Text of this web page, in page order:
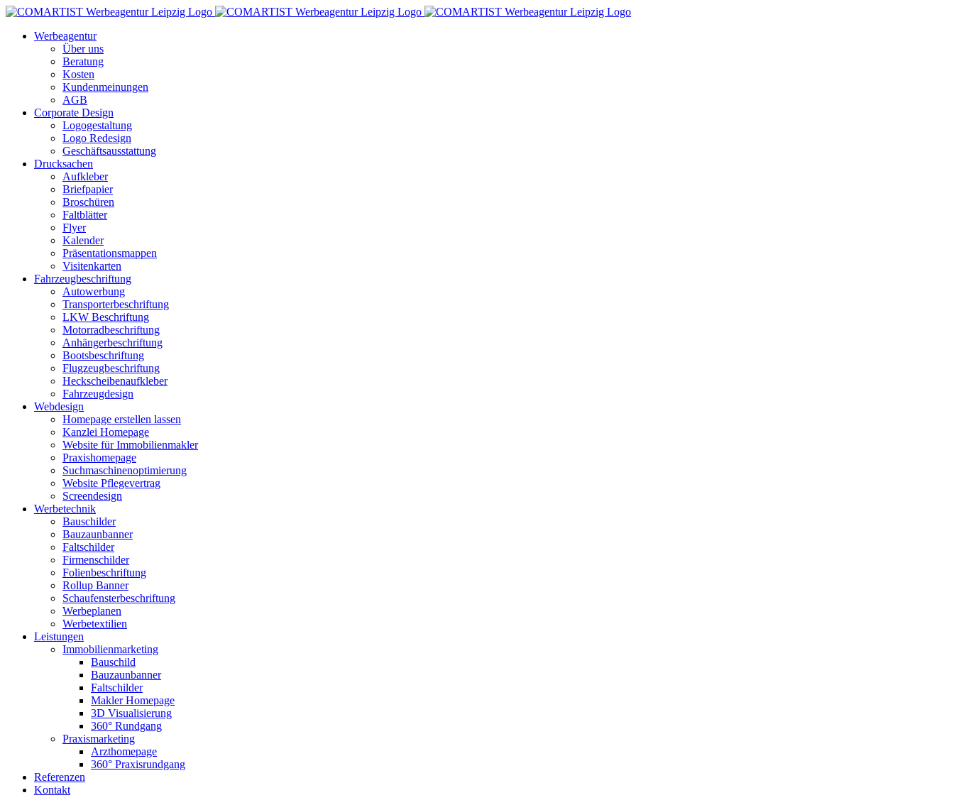
Zum
springenWerbeagentur
Über uns
Beratung
Kosten
Kundenmeinungen
AGB
Corporate Design
Logogestaltung
Logo Redesign
Geschäftsausstattung
Drucksachen
Aufkleber
Briefpapier
Broschüren
Faltblätter
Flyer
Kalender
Präsentationsmappen
Visitenkarten
Fahrzeugbeschriftung
Autowerbung
Transporterbeschriftung
LKW Beschriftung
Motorradbeschriftung
Anhängerbeschriftung
Bootsbeschriftung
Flugzeugbeschriftung
Heckscheibenaufkleber
Fahrzeugdesign
Webdesign
Homepage erstellen lassen
Kanzlei Homepage
Website für Immobilienmakler
Praxishomepage
Suchmaschinenoptimierung
Website Pflegevertrag
Screendesign
Werbetechnik
Bauschilder
Bauzaunbanner
Faltschilder
Firmenschilder
Folienbeschriftung
Rollup Banner
Schaufensterbeschriftung
Werbeplanen
Werbetextilien
Leistungen
Immobilienmarketing
Bauschild
Bauzaunbanner
Faltschilder
Makler Homepage
3D Visualisierung
360° Rundgang
Praxismarketing
Arzthomepage
360° Praxisrundgang
Referenzen
Kontakt